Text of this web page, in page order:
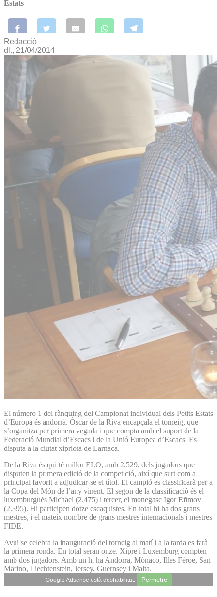
Estats
Redacció
dl., 21/04/2014
El número 1 del rànquing del Campionat individual dels Petits Estats
d’Europa és andorrà. Òscar de la Riva encapçala el torneig, que
s’organitza per primera vegada i que compta amb el suport de la
Federació Mundial d’Escacs i de la Unió Europea d’Escacs. Es
disputa a la ciutat xipriota de Larnaca.
De la Riva és qui té millor ELO, amb 2.529, dels jugadors que
disputen la primera edició de la competició, així que surt com a
principal favorit a adjudicar-se el títol. El campió es classificarà per a
la Copa del Món de l’any vinent. El segon de la classificació és el
luxemburguès Michael (2.475) i tercer, el monegasc Igor Efimov
(2.395). Hi participen dotze escaquistes. En total hi ha dos grans
mestres, i el mateix nombre de grans mestres internacionals i mestres
FIDE.
Avui se celebra la inauguració del torneig al matí i a la tarda es farà
la primera ronda. En total seran onze. Xipre i Luxemburg compten
amb dos jugadors. Amb un hi ha Andorra, Mònaco, Illes Fèroe, San
Marino, Liechtenstein, Jersey, Guernsey i Malta.
Google Adsense està deshabilitat. Permetre